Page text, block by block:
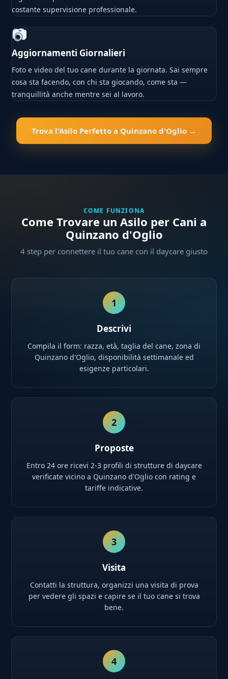
costante supervisione professionale.
📷
Aggiornamenti Giornalieri
Foto e video del tuo cane durante la giornata. Sai sempre
cosa sta facendo, con chi sta giocando, come sta —
tranquillità anche mentre sei al lavoro.
Trova l'Asilo Perfetto a Quinzano d'Oglio →
COME FUNZIONA
Come Trovare un Asilo per Cani a
Quinzano d'Oglio
4 step per connettere il tuo cane con il daycare giusto
1
Descrivi
Compila il form: razza, età, taglia del cane, zona di
Quinzano d'Oglio, disponibilità settimanale ed
esigenze particolari.
2
Proposte
Entro 24 ore ricevi 2-3 profili di strutture di daycare
verificate vicino a Quinzano d'Oglio con rating e
tariffe indicative.
3
Visita
Contatti la struttura, organizzi una visita di prova
per vedere gli spazi e capire se il tuo cane si trova
bene.
4